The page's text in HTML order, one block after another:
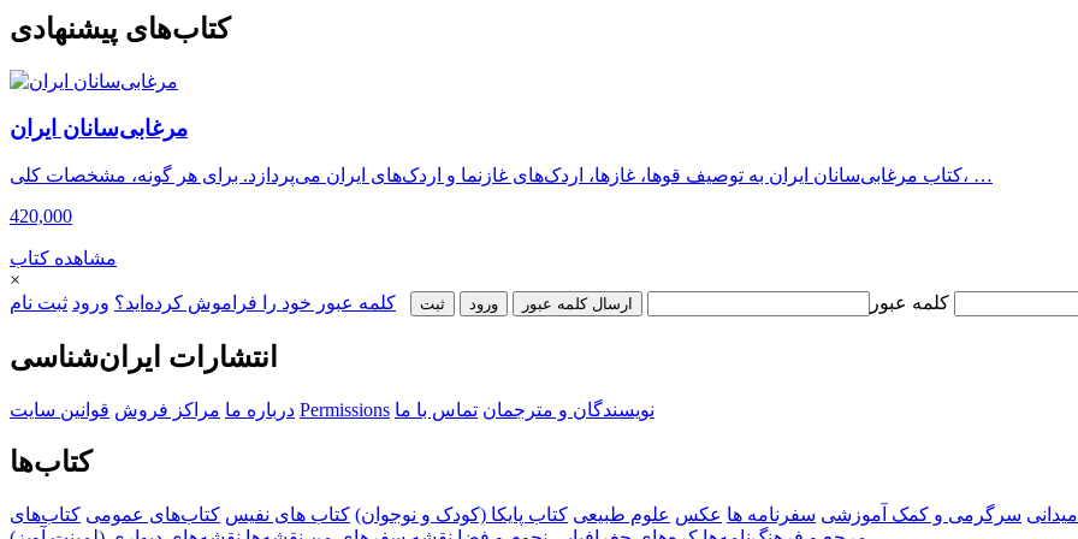
کتاب‌های پیشنهادی
مرغابی‌سانان ایران
کتاب مرغابی‌سانان ایران به توصیف قوها، غازها، اردک‌های غازنما و اردک‌های ایران می‌پردازد. برای هر گونه، مشخصات کلی، …
420,000
مشاهده کتاب
×
کلمه عبور
ارسال کلمه عبور ورود ثبت‌ کلمه عبور خود را فراموش کرده‌اید؟ ورود ثبت نام
انتشارات ایران‌شناسی
درباره ما مراکز فروش قوانین سایت Permissions نویسندگان و مترجمان تماس با ما
کتاب‌ها
سرگرمی و کمک آموزشی سفرنامه‌ ها عکس علوم طبیعی کتاب‌ پایکا (کودک و نوجوان) کتاب های نفیس کتاب‌های عمومی کتاب‌های